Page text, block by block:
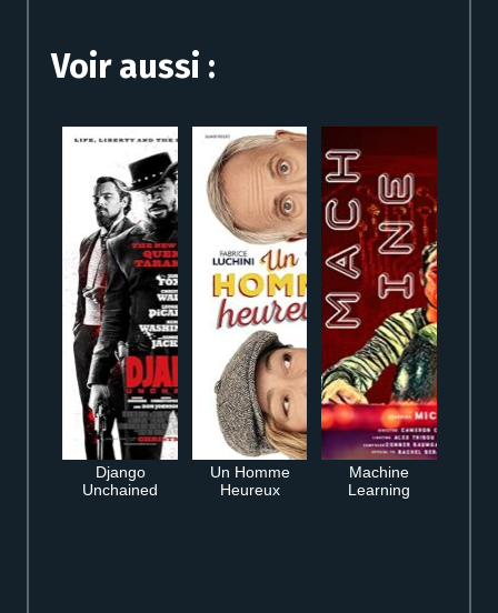
Voir aussi :
Django
Unchained
Un Homme
Heureux
Machine
Learning